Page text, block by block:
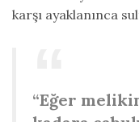
karşı ayaklanınca
“Eğer